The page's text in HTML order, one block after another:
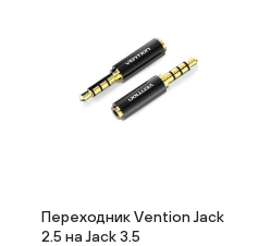
Переходник Vention Jack
2.5 на Jack 3.5